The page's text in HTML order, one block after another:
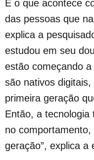
É o que acontece
das pessoas que
explica a
estudou em seu
estão começando
são nativos
primeira geração
Então, a tecnologia
no
geração”, explica a